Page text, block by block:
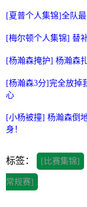
[夏普个人集锦]全队
[梅尔顿个人集锦] 替
[杨瀚森掩护] 杨瀚森
[杨瀚森3分]完全放掉
心
[小杨被撞] 杨瀚森倒
身！
标签： [比赛集锦]
常规赛]